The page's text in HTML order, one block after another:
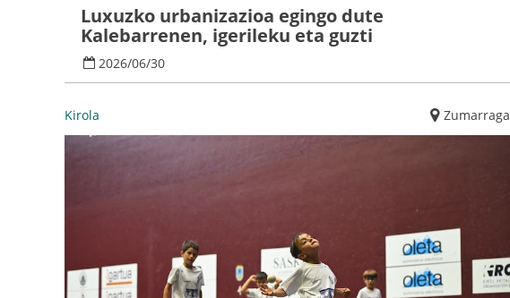
Luxuzko urbanizazioa egingo dute
Kalebarrenen, igerileku eta guzti
2026/06/30
Kirola Zumarraga